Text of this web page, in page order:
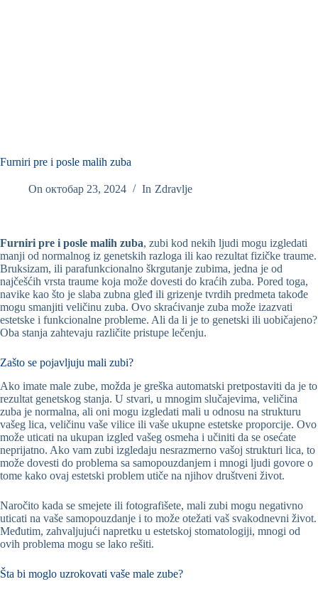
Furniri pre i posle malih zuba
On октобар 23, 2024 In Zdravlje
Furniri pre i posle malih zuba, zubi kod nekih ljudi mogu izgledati
manji od normalnog iz genetskih razloga ili kao rezultat fizičke traume.
Bruksizam, ili parafunkcionalno škrgutanje zubima, jedna je od
najčešćih vrsta traume koja može dovesti do kraćih zuba. Pored toga,
navike kao što je slaba zubna gleđ ili grizenje tvrdih predmeta takođe
mogu smanjiti veličinu zuba. Ovo skraćivanje zuba može izazvati
estetske i funkcionalne probleme. Ali da li je to genetski ili uobičajeno?
Oba stanja zahtevaju različite pristupe lečenju.
Zašto se pojavljuju mali zubi?
Ako imate male zube, možda je greška automatski pretpostaviti da je to
rezultat genetskog stanja. U stvari, u mnogim slučajevima, veličina
zuba je normalna, ali oni mogu izgledati mali u odnosu na strukturu
vašeg lica, veličinu vaše vilice ili vaše ukupne estetske proporcije. Ovo
može uticati na ukupan izgled vašeg osmeha i učiniti da se osećate
neprijatno. Ako vam zubi izgledaju nesrazmerno vašoj strukturi lica, to
može dovesti do problema sa samopouzdanjem i mnogi ljudi govore o
tome kako ovaj estetski problem utiče na njihov društveni život.
Naročito kada se smejete ili fotografišete, mali zubi mogu negativno
uticati na vaše samopouzdanje i to može otežati vaš svakodnevni život.
Međutim, zahvaljujući napretku u estetskoj stomatologiji, mnogi od
ovih problema mogu se lako rešiti.
Šta bi moglo uzrokovati vaše male zube?